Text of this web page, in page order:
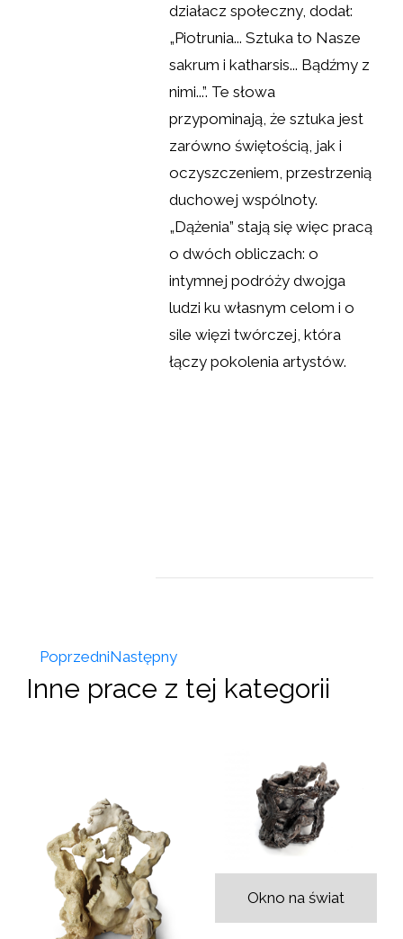
działacz społeczny, dodał:
„Piotrunia... Sztuka to Nasze
sakrum i katharsis... Bądźmy z
nimi...”. Te słowa
przypominają, że sztuka jest
zarówno świętością, jak i
oczyszczeniem, przestrzenią
duchowej wspólnoty.
„Dążenia” stają się więc pracą
o dwóch obliczach: o
intymnej podróży dwojga
ludzi ku własnym celom i o
sile więzi twórczej, która
łączy pokolenia artystów.
PoprzedniNastępny
Inne prace z tej kategorii
Okno na świat